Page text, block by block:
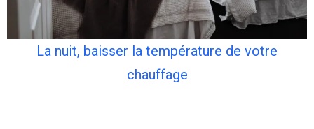
La nuit, baisser la température de votre
chauffage